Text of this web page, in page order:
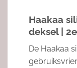
Haakaa
deksel |
De Haakaa